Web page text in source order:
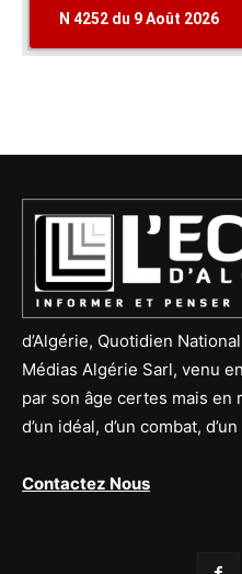
d’Algérie, Quotidien
Médias Algérie Sarl, venu
par son âge certes mais en
d’un idéal, d’un combat,
Contactez Nous